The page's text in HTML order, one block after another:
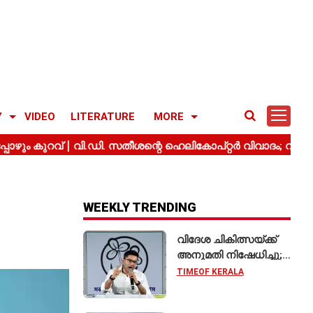
VIDEO LITERATURE MORE
WEEKLY TRENDING
വിദേശ ചികിത്സയ്ക്ക്
അനുമതി നിഷേധിച്ചു;
സുപ്രീം കോടതിയെ
TIMEOF KERALA